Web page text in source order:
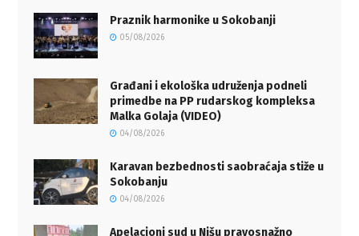
Praznik harmonike u Sokobanji
05/08/2026
Građani i ekološka udruženja podneli
primedbe na PP rudarskog kompleksa
Malka Golaja (VIDEO)
04/08/2026
Karavan bezbednosti saobraćaja stiže u
Sokobanju
04/08/2026
Apelacioni sud u Nišu pravosnažno